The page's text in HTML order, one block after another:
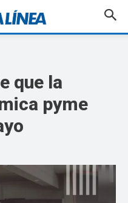
que la
pyme